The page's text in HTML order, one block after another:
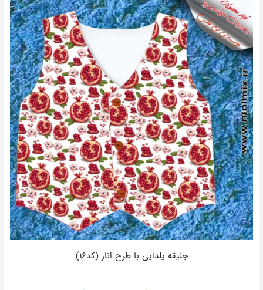
جلیقه یلدایی با طرح انار (کد۱۶)